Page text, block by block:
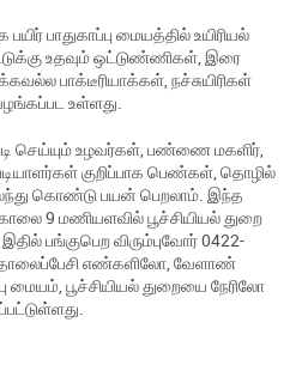
பாதுகாப்பு மையத்தில் உயிரியல்
உதவும் ஒட்டுண்ணிகள், இரை
பாக்டீரியாக்கள், நச்சுயிரிகள்
உள்ளது.
செய்யும் உழவர்கள், பண்ணை மகளிர்,
குறிப்பாக பெண்கள், தொழில்
கொண்டு பயன் பெறலாம். இந்த
காலை 9 மணியளவில் பூச்சியியல் துறை
பங்குபெற விரும்புவோர் 0422-
எண்களிலோ, வேளாண்
மையம், பூச்சியியல் துறையை நேரிலோ